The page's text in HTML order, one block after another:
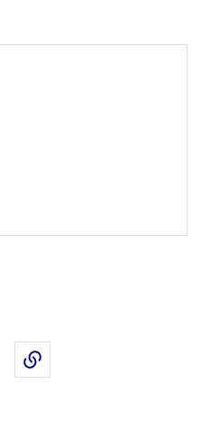
Twitter)
sur LinkedIn
Partager par email